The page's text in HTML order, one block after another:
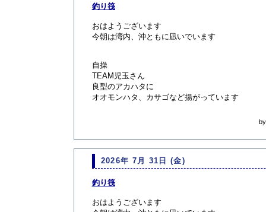
釣り筏
おはようございます
今朝は湾内、沖ともに凪いでいます
自操
TEAM児玉さん
良型のアカハタに
オオモンハタ、カサゴなど揚がっています
2026年 7月 31日 (金)
釣り筏
おはようございます